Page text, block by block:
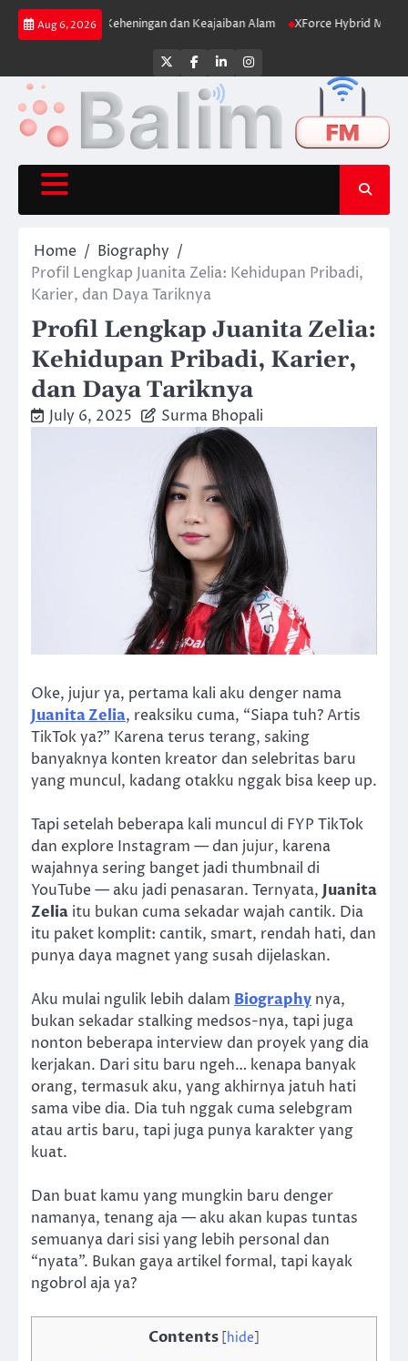
Skip
Aug 6, 2026
Keheningan dan Keajaiban Alam XForce Hybrid Meluncur,
Twitter
Facebook
LinkedInInstagram
Home
Biography
Profil Lengkap Juanita Zelia: Kehidupan Pribadi,
Karier, dan Daya Tariknya
Profil Lengkap Juanita Zelia:
Kehidupan Pribadi, Karier,
dan Daya Tariknya
July 6, 2025 Surma Bhopali
Oke, jujur ya, pertama kali aku denger nama
Juanita Zelia, reaksiku cuma, “Siapa tuh? Artis
TikTok ya?” Karena terus terang, saking
banyaknya konten kreator dan selebritas baru
yang muncul, kadang otakku nggak bisa keep up.
Tapi setelah beberapa kali muncul di FYP TikTok
dan explore Instagram — dan jujur, karena
wajahnya sering banget jadi thumbnail di
YouTube — aku jadi penasaran. Ternyata, Juanita
Zelia itu bukan cuma sekadar wajah cantik. Dia
itu paket komplit: cantik, smart, rendah hati, dan
punya daya magnet yang susah dijelaskan.
Aku mulai ngulik lebih dalam Biography nya,
bukan sekadar stalking medsos-nya, tapi juga
nonton beberapa interview dan proyek yang dia
kerjakan. Dari situ baru ngeh… kenapa banyak
orang, termasuk aku, yang akhirnya jatuh hati
sama vibe dia. Dia tuh nggak cuma selebgram
atau artis baru, tapi juga punya karakter yang
kuat.
Dan buat kamu yang mungkin baru denger
namanya, tenang aja — aku akan kupas tuntas
semuanya dari sisi yang lebih personal dan
“nyata”. Bukan gaya artikel formal, tapi kayak
ngobrol aja ya?
Contents [hide]